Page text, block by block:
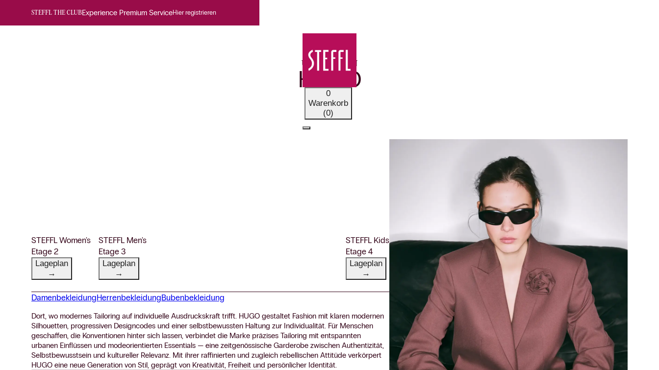
STEFFL THE CLUBExperience Premium ServiceHier registrieren
0
Warenkorb
(0)
UNSERE MARKEN
HUGO
STEFFL Women's
Etage 2
Lageplan
→
STEFFL Men's
Etage 3
Lageplan
→
STEFFL Kids
Etage 4
Lageplan
→
DamenbekleidungHerrenbekleidungBubenbekleidung
Dort, wo modernes Tailoring auf individuelle Ausdruckskraft trifft. HUGO gestaltet Fashion mit klaren modernen
Silhouetten, progressiven Designcodes und einer selbstbewussten Haltung zur Individualität. Für Menschen
geschaffen, die Konventionen hinter sich lassen, verbindet die Marke präzises Tailoring mit entspannten
urbanen Einflüssen und modeorientierten Essentials — eine zeitgenössische Garderobe zwischen Authentizität,
Selbstbewusstsein und kultureller Relevanz. Mit ihrer raffinierten und zugleich rebellischen Attitüde verkörpert
HUGO eine neue Generation von Stil, geprägt von Kreativität, Freiheit und persönlicher Identität.